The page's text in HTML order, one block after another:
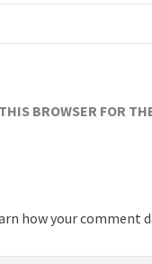
BROWSER FOR
how your comment